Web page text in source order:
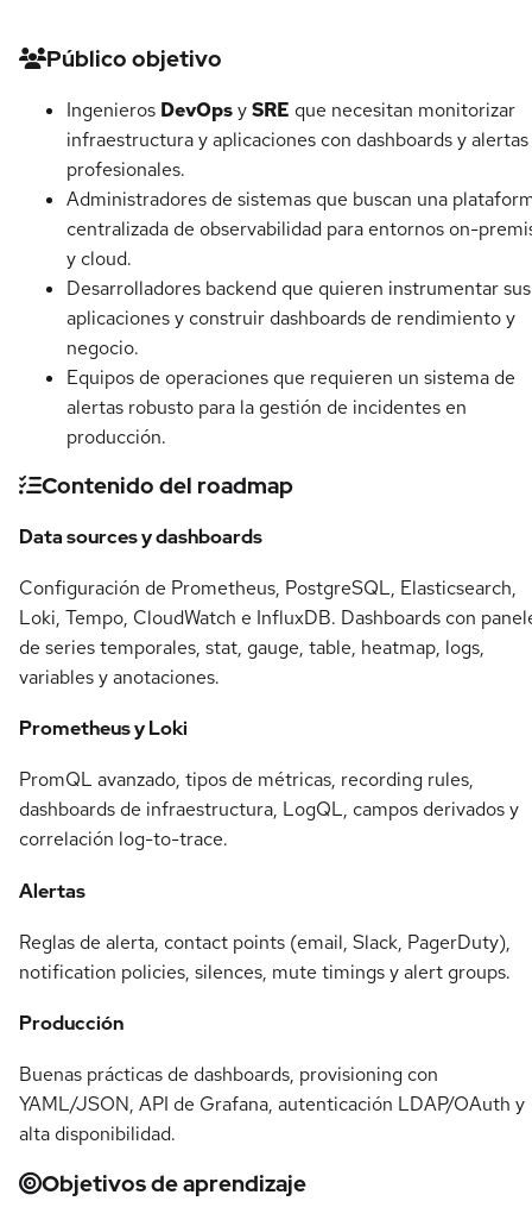
Detalles del curso
Público objetivo
Ingenieros DevOpsySRE que necesitan monitorizar
infraestructura y aplicaciones con dashboards y alertas
profesionales.
Administradores de sistemas que buscan una
centralizada de observabilidad para entornos on-
y cloud.
Desarrolladores backend que quieren instrumentar sus
aplicaciones y construir dashboards de rendimiento y
negocio.
Equipos de operaciones que requieren un sistema de
alertas robusto para la gestión de incidentes en
producción.
Contenido del roadmap
Data sources y dashboards
Configuración de Prometheus, PostgreSQL, Elasticsearch,
Loki, Tempo, CloudWatch e InfluxDB. Dashboards con
de series temporales, stat, gauge, table, heatmap, logs,
variables y anotaciones.
Prometheus y Loki
PromQL avanzado, tipos de métricas, recording rules,
dashboards de infraestructura, LogQL, campos derivados y
correlación log-to-trace.
Alertas
Reglas de alerta, contact points (email, Slack, PagerDuty),
notification policies, silences, mute timings y alert groups.
Producción
Buenas prácticas de dashboards, provisioning con
YAML/JSON, API de Grafana, autenticación LDAP/OAuth y
alta disponibilidad.
Objetivos de aprendizaje